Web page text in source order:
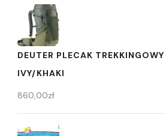
DEUTER PLECAK
IVY/KHAKI
860,00zł